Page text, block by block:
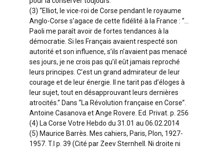
(3) “Elliot, le vice-roi de Corse pendant le royaume
Anglo-Corse s’agace de cette fidélité à la France : “…
Paoli me paraît avoir de fortes tendances à la
démocratie. Si les Français avaient respecté son
autorité et son influence, s’ils n’avaient pas menacé
ses jours, je ne crois pas qu’il eût jamais reproché
leurs principes. C’est un grand admirateur de leur
courage et de leur énergie. Il ne tarit pas d’éloges à
leur sujet, tout en désapprouvant leurs dernières
atrocités.” Dans “La Révolution française en Corse”.
Antoine Casanova et Ange Rovere. Ed. Privat. p. 256
(4) La Corse Votre Hebdo du 31.01 au 06.02.2014
(5) Maurice Barrès. Mes cahiers, Paris, Plon, 1927-
1957. T.I p. 39 (Cité par Zeev Sternhell. Ni droite ni